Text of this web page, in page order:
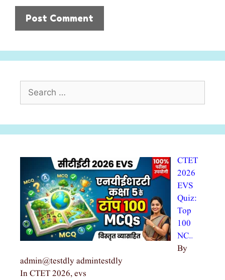
CTET
2026
EVS
Quiz:
Top
100
NC…
By
admin@testdly admintestdly
In CTET 2026, evs